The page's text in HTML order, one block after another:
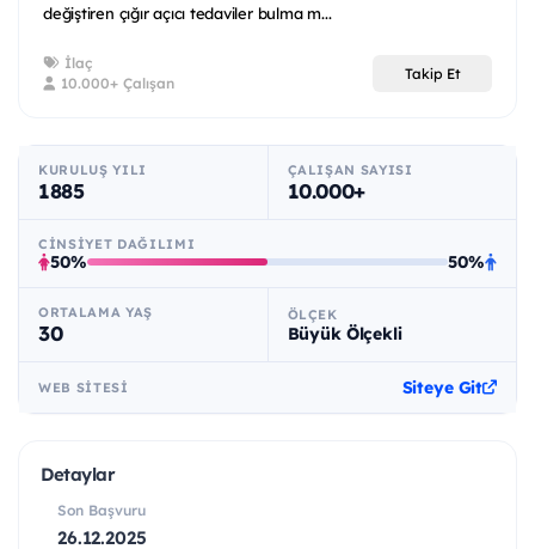
değiştiren çığır açıcı tedaviler bulma m...
İlaç
10.000+ Çalışan
Takip Et
KURULUŞ YILI
1885
ÇALIŞAN SAYISI
10.000+
CINSIYET DAĞILIMI
50% 50%
ORTALAMA YAŞ
30
ÖLÇEK
Büyük Ölçekli
WEB SITESI Siteye Git
Detaylar
Son Başvuru
26.12.2025